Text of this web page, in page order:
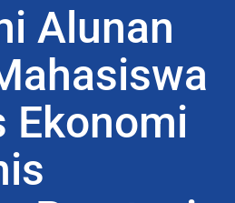
Alunan
Ekonomi